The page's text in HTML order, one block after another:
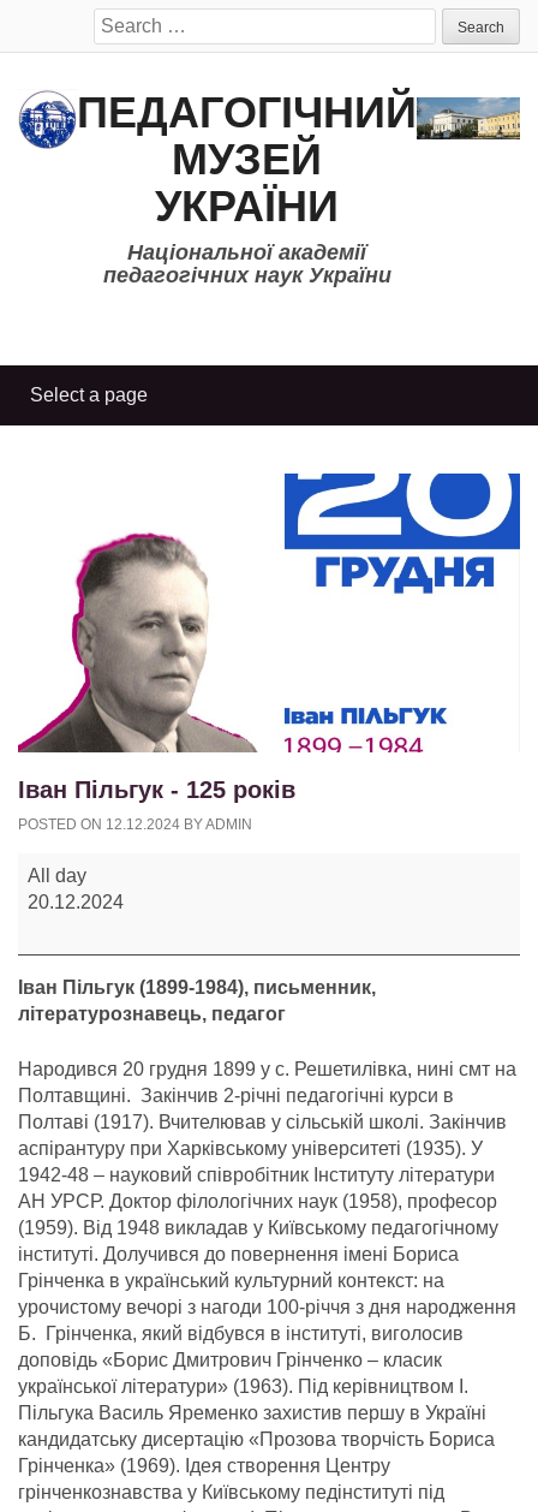
Search
for:
ПЕДАГОГІЧНИЙ
МУЗЕЙ
УКРАЇНИ
Національної академії
педагогічних наук України
Іван Пільгук - 125 років
POSTED ON 12.12.2024 BYADMIN
Іван
Пільгук
All day
20.12.2024
Іван Пільгук (1899-1984), письменник,
літературознавець, педагог
Народився 20 грудня 1899 у с. Решетилівка, нині смт на
Полтавщині. Закінчив 2-річні педагогічні курси в
Полтаві (1917). Вчителював у сільській школі. Закінчив
аспірантуру при Харківському університеті (1935). У
1942-48 – науковий співробітник Інституту літератури
АН УРСР. Доктор філологічних наук (1958), професор
(1959). Від 1948 викладав у Київському педагогічному
інституті. Долучився до повернення імені Бориса
Грінченка в український культурний контекст: на
урочистому вечорі з нагоди 100-річчя з дня народження
Б. Грінченка, який відбувся в інституті, виголосив
доповідь «Борис Дмитрович Грінченко – класик
української літератури» (1963). Під керівництвом І.
Пільгука Василь Яременко захистив першу в Україні
кандидатську дисертацію «Прозова творчість Бориса
Грінченка» (1969). Ідея створення Центру
грінченкознавства у Київському педінституті під